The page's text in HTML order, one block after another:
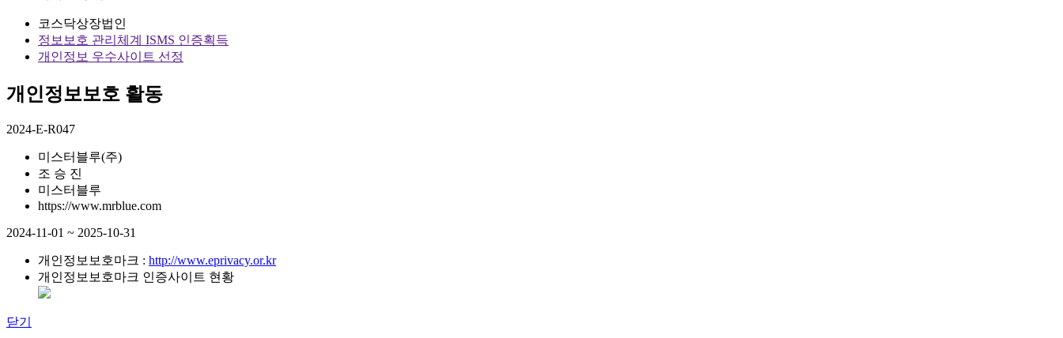
코스닥상장법인
정보보호 관리체계 ISMS 인증획득
개인정보 우수사이트 선정
개인정보보호 활동
2024-E-R047
미스터블루(주)
조 승 진
미스터블루
https://www.mrblue.com
2024-11-01 ~ 2025-10-31
개인정보보호마크 : http://www.eprivacy.or.kr
개인정보보호마크 인증사이트 현황
닫기